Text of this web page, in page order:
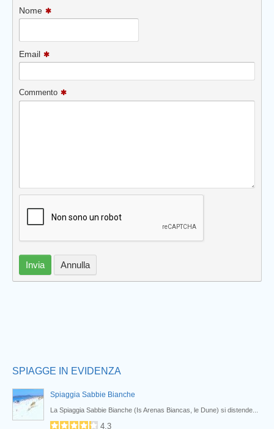
Nome
Email
Commento
Invia Annulla
SPIAGGE IN EVIDENZA
Spiaggia Sabbie Bianche
La Spiaggia Sabbie Bianche (Is Arenas Biancas, le Dune) si distende...
4.3